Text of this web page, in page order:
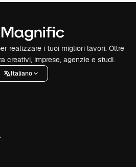
realizzare i tuoi migliori lavori. Oltre
creativi, imprese, agenzie e studi.
Italiano